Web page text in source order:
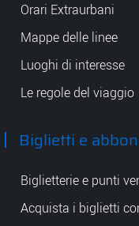
Orari Extraurbani
Mappe delle linee
Luoghi di interesse
Le regole del viaggio
Biglietti e
Biglietterie e punti
Acquista i biglietti